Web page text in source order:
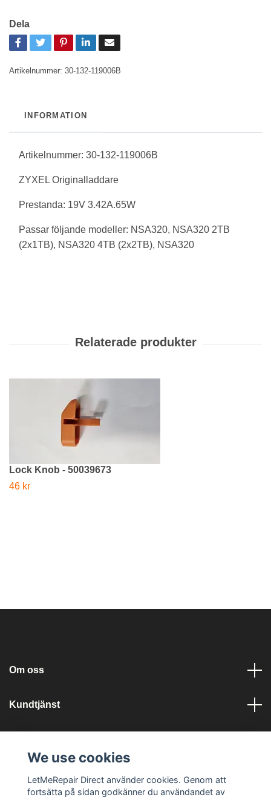
Dela
Artikelnummer: 30-132-119006B
INFORMATION
Artikelnummer: 30-132-119006B
ZYXEL Originalladdare
Prestanda: 19V 3.42A.65W
Passar följande modeller: NSA320, NSA320 2TB
(2x1TB), NSA320 4TB (2x2TB), NSA320
Lock Knob - 50039673
46 kr
Om oss
Kundtjänst
We use cookies
LetMeRepair Direct använder cookies. Genom att
fortsätta på sidan godkänner du användandet av